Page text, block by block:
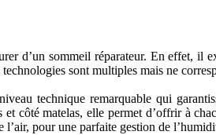
d’un sommeil réparateur. En effet, il
sont multiples mais ne
technique remarquable qui
côté matelas, elle permet d’offrir à
pour une parfaite gestion de